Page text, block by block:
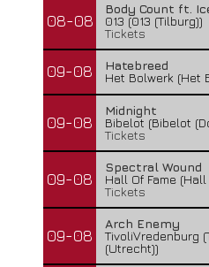
08-08
Body Count ft.
013 (013 (Tilburg))
Tickets
09-08
Hatebreed
Het Bolwerk (Het
09-08
Midnight
Bibelot (Bibelot
Tickets
09-08
Spectral Wound
Hall Of Fame (Hall
Tickets
09-08
Arch Enemy
TivoliVredenburg
(Utrecht))